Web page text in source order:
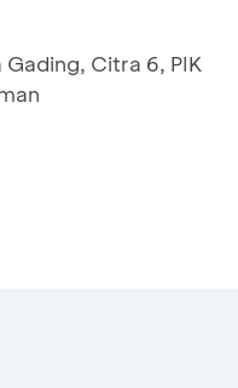
Citra 6, PIK